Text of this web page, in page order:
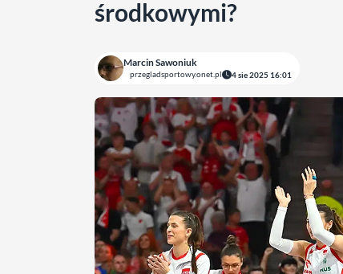
środkowymi?
Marcin Sawoniuk
przegladsportowy.onet.pl 4 sie 2025 16:01